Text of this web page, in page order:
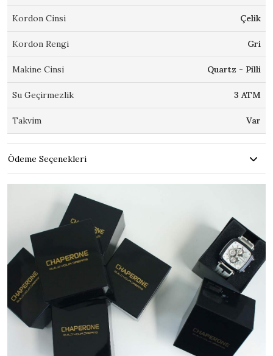
Kordon Cinsi Çelik
Kordon Rengi Gri
Makine Cinsi Quartz - Pilli
Su Geçirmezlik 3 ATM
Takvim Var
Ödeme Seçenekleri